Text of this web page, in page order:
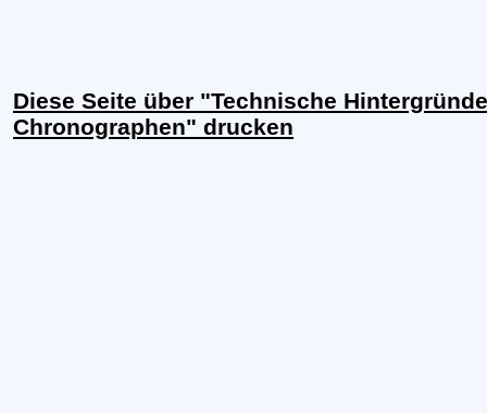
Diese Seite über "Technische
Chronographen" drucken